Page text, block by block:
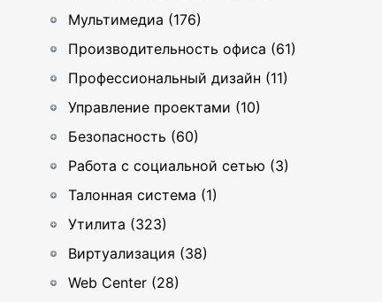
Мультимедиа (176)
Производительность офиса (61)
Профессиональный дизайн (11)
Управление проектами (10)
Безопасность (60)
Работа с социальной сетью (3)
Талонная система (1)
Утилита (323)
Виртуализация (38)
Web Center (28)